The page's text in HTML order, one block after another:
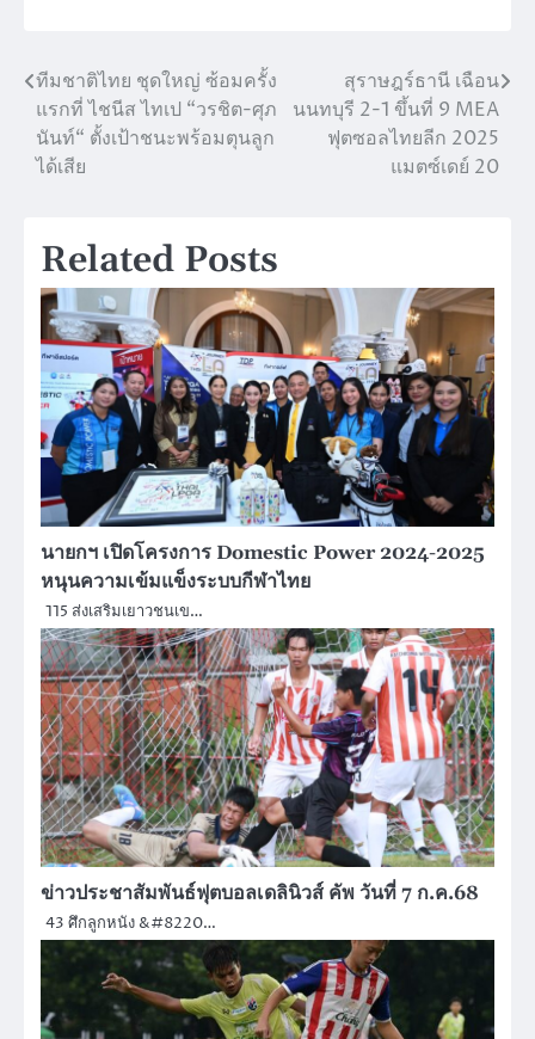
แนะแนว
เรื่อง
ทีมชาติไทย ชุดใหญ่ ซ้อมครั้ง
แรกที่ ไชนีส ไทเป “วรชิต-ศุภ
นันท์“ ตั้งเป้าชนะพร้อมตุนลูก
ได้เสีย
สุราษฎร์ธานี เฉือน
นนทบุรี 2-1 ขึ้นที่ 9 MEA
ฟุตซอลไทยลีก 2025
แมตซ์เดย์ 20
Related Posts
นายกฯ เปิดโครงการ Domestic Power 2024-2025
หนุนความเข้มแข็งระบบกีฬาไทย
115 ส่งเสริมเยาวชนเข…
ข่าวประชาสัมพันธ์ฟุตบอลเดลินิวส์ คัพ วันที่ 7 ก.ค.68
43 ศึกลูกหนัง &#8220…